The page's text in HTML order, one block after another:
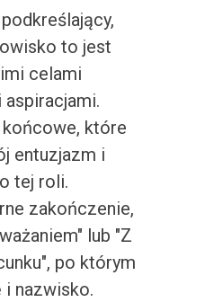
to jest
celami
które
entuzjazm i
tej roli.
zakończenie,
lub "Z
po którym
i nazwisko.